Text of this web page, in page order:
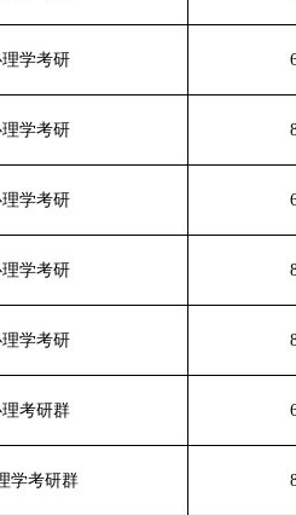
学考研
学考研
学考研
学考研
学考研
考研群
学考研群